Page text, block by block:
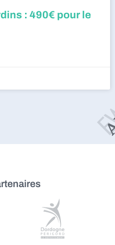
: 490€ pour le